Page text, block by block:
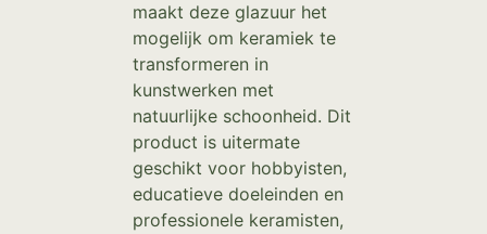
maakt deze glazuur het
mogelijk om keramiek te
transformeren in
kunstwerken met
natuurlijke schoonheid. Dit
product is uitermate
geschikt voor hobbyisten,
educatieve doeleinden en
professionele keramisten,